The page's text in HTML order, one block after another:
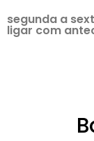
segunda a
ligar com